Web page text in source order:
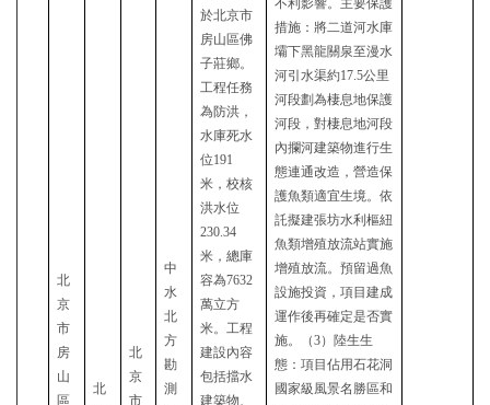
北
京
市
房
山
區
北
北
京
市
中
水
北
方
勘
測
於北京市
房山區佛
子莊鄉。
工程任務
為防洪，
水庫死水
位191
米，校核
洪水位
230.34
米，總庫
容為7632
萬立方
米。工程
建設內容
包括擋水
建築物、
不利影響。 主要保護
措施：將二道河水庫
壩下黑龍關泉至漫水
河引水渠約17.5公里
河段劃為棲息地保護
河段，對棲息地河段
內攔河建築物進行生
態連通改造，營造保
護魚類適宜生境。依
託擬建張坊水利樞紐
魚類增殖放流站實施
增殖放流。預留過魚
設施投資，項目建成
運作後再確定是否實
施。（3）陸生生
態：項目佔用石花洞
國家級風景名勝區和